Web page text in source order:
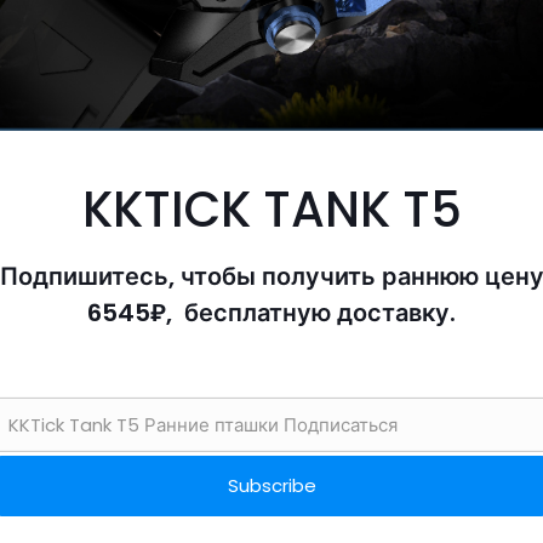
KKTICK TANK T5
Подпишитесь, чтобы получить раннюю цену
6545₽, бесплатную доставку.